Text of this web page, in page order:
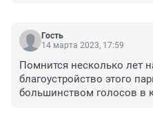
Гость
14 марта 2023, 17:59
Помнится несколько лет
благоустройство этого
большинством голосов в